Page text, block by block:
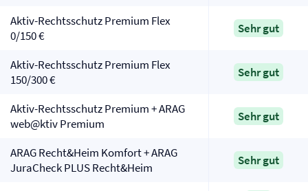
Aktiv-Rechtsschutz Premium Flex
0/150 €
Sehr gut
Aktiv-Rechtsschutz Premium Flex
150/300 €
Sehr gut
Aktiv-Rechtsschutz Premium + ARAG
web@ktiv Premium
Sehr gut
ARAG Recht&Heim Komfort + ARAG
JuraCheck PLUS Recht&Heim
Sehr gut